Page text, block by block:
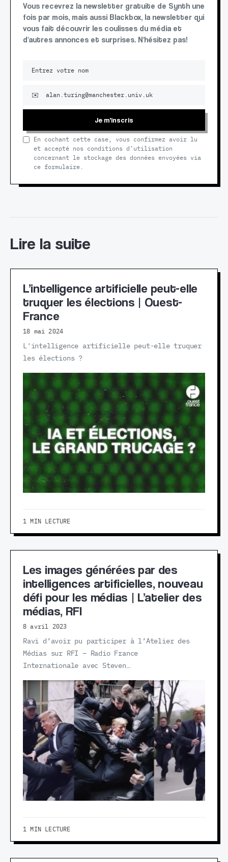
Vous recevrez la newsletter gratuite de Synth une
fois par mois, mais aussi Blackbox, la newsletter qui
vous fait découvrir les coulisses du média et
d'autres annonces et surprises. N'hésitez pas!
Je m'inscris
En cochant cette case, vous confirmez avoir lu
et accepté nos conditions d’utilisation
concernant le stockage des données envoyées via
ce formulaire.
Lire la suite
L’intelligence artificielle peut-elle
truquer les élections | Ouest-
France
18 mai 2024
L'intelligence artificielle peut-elle truquer
les élections ?
1 MIN LECTURE
Les images générées par des
intelligences artificielles, nouveau
défi pour les médias | L’atelier des
médias, RFI
8 avril 2023
Ravi d’avoir pu participer à l’Atelier des
Médias sur RFI – Radio France
Internationale avec Steven…
1 MIN LECTURE